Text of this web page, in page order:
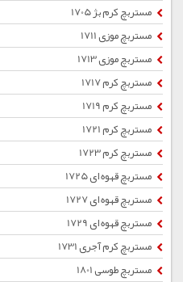
مستربچ کرم بژ 1705
مستربچ موزی 1711
مستربچ موزی 1713
مستربچ کرم 1717
مستربچ کرم 1719
مستربچ کرم 1721
مستربچ کرم 1723
مستربچ قهوه ای 1725
مستربچ قهوه ای 1727
مستربچ قهوه ای 1729
مستربچ کرم آجری 1731
مستربچ طوسی 1801